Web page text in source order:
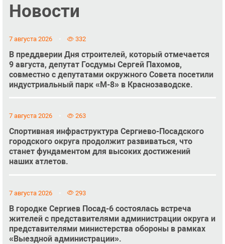
Новости
7 августа 2026 332
В преддверии Дня строителей, который отмечается
9 августа, депутат Госдумы Сергей Пахомов,
совместно с депутатами окружного Совета посетили
индустриальный парк «М-8» в Краснозаводске.
7 августа 2026 263
Спортивная инфраструктура Сергиево-Посадского
городского округа продолжит развиваться, что
станет фундаментом для высоких достижений
наших атлетов.
7 августа 2026 293
В городке Сергиев Посад-6 состоялась встреча
жителей с представителями администрации округа и
представителями министерства обороны в рамках
«Выездной администрации».